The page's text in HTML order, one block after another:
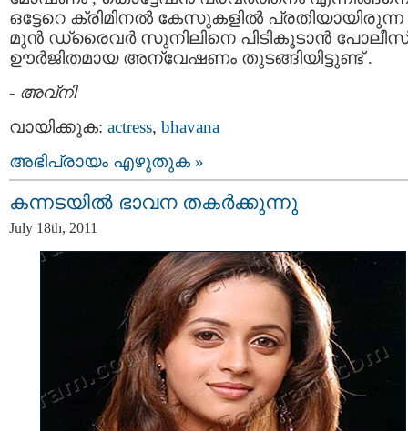
ഒട്ടേറെ ക്രിമിനൽ കേസുകളിൽ പ്രതിയായിരുന്ന
മുൻ ഡ്രൈവർ സുനിലിനെ പിടികൂടാൻ പോലീസ്
ഊർജിതമായ അന്വേഷണം തുടങ്ങിയിട്ടുണ്ട് .
- അവ്നി
വായിക്കുക: actress, bhavana
അഭിപ്രായം എഴുതുക »
കന്നടയില്‍ ഭാവന തകര്‍ക്കുന്നു
July 18th, 2011